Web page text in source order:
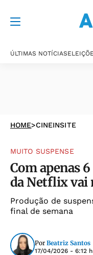
ÚLTIMAS NOTÍCIAS
HOME>CINEINSITE
MUITO SUSPENSE
Com apenas
da Netflix vai
Produção de
final de semana
Por Beatriz Santos
17/04/2026 - 6:12 h